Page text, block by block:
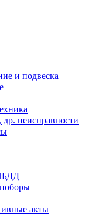
и подвеска
неисправности
акты